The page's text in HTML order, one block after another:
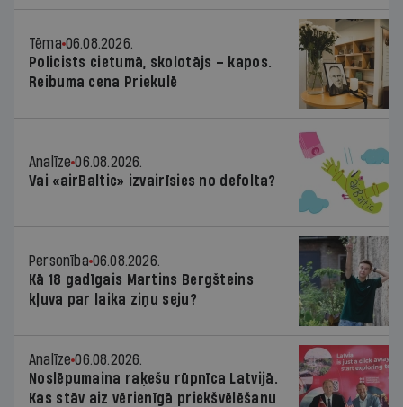
Tēma 06.08.2026.
Policists cietumā, skolotājs – kapos.
Reibuma cena Priekulē
Analīze 06.08.2026.
Vai «airBaltic» izvairīsies no defolta?
Personība 06.08.2026.
Kā 18 gadīgais Martins Bergšteins
kļuva par laika ziņu seju?
Analīze 06.08.2026.
Noslēpumaina raķešu rūpnīca Latvijā.
Kas stāv aiz vērienīgā priekšvēlēšanu